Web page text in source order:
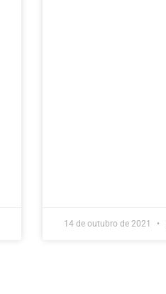
14 de outubro de 2021